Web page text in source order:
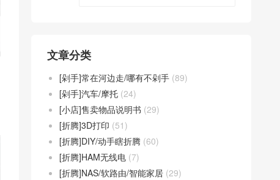
文章分类
[剁手]常在河边走/哪有不剁手 (89)
[剁手]汽车/摩托 (24)
[小店]售卖物品说明书 (29)
[折腾]3D打印 (51)
[折腾]DIY/动手瞎折腾 (60)
[折腾]HAM无线电 (7)
[折腾]NAS/软路由/智能家居 (29)